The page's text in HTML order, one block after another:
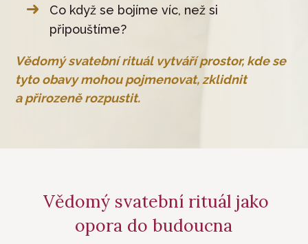
Co když se bojíme víc, než si
připouštíme?
Vědomý svatební rituál vytváří prostor, kde se
tyto obavy mohou pojmenovat, zklidnit
a přirozeně rozpustit.
Vědomý svatební rituál jako
opora do budoucna